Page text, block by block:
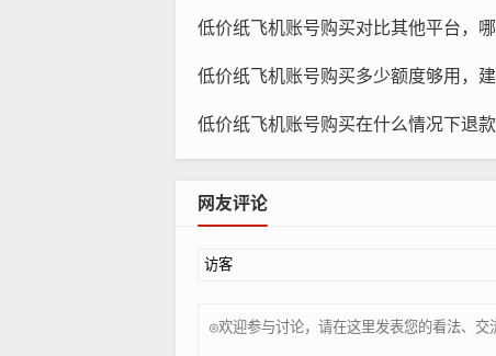
市场营销人员：对于从事市场营销、
TikTok创作者：对于热衷于创作短视
低价纸飞机账号购买对比其他平台，
低价纸飞机账号购买多少额度够用，
低价纸飞机账号购买在什么情况下退
网友评论